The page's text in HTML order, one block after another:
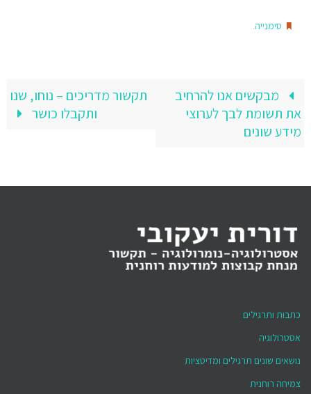
סימנייה.
מבקשים אנו להרחיב
את תשומת לבך לערוצי
מידע שונים
תקשור מדריכים – נוחו, שנו
ותקבלו כושר
כתבות ותרגילים
אסטרולוגיה
נושאים שונים תרגילים ומדיטציות
צמיחה רוחנית